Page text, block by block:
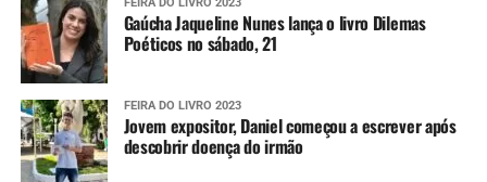
Gaúcha Jaqueline Nunes lança o livro Dilemas
Poéticos no sábado, 21
FEIRA DO LIVRO 2023
Jovem expositor, Daniel começou a escrever após
descobrir doença do irmão